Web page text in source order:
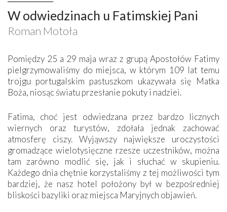
W odwiedzinach u Fatimskiej Pani
Roman Motoła
Pomiędzy 25 a 29 maja wraz z grupą Apostołów Fatimy
pielgrzymowaliśmy do miejsca, w którym 109 lat temu
trojgu portugalskim pastuszkom ukazywała się Matka
Boża, niosąc światu przesłanie pokuty i nadziei.
Fatima, choć jest odwiedzana przez bardzo licznych
wiernych oraz turystów, zdołała jednak zachować
atmosferę ciszy. Wyjąwszy największe uroczystości
gromadzące wielotysięczne rzesze uczestników, można
tam zarówno modlić się, jak i słuchać w skupieniu.
Każdego dnia chętnie korzystaliśmy z tej możliwości tym
bardziej, że nasz hotel położony był w bezpośredniej
bliskości bazyliki oraz miejsca Maryjnych objawień.